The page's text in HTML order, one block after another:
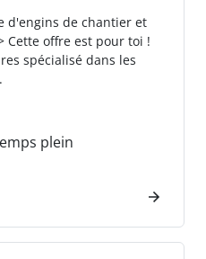
d'engins de chantier et
Cette offre est pour toi !
spécialisé dans les
plein